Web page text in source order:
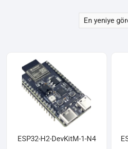
sıralandı
ESP32-H2-DevKitM-1-N4